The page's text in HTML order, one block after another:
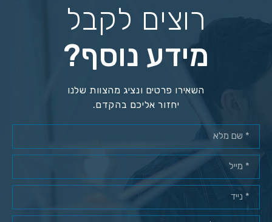
רוצים לקבל
מידע נוסף?
השאירו פרטים ונציג מהצוות שלנו
יחזור אליכם בהקדם.